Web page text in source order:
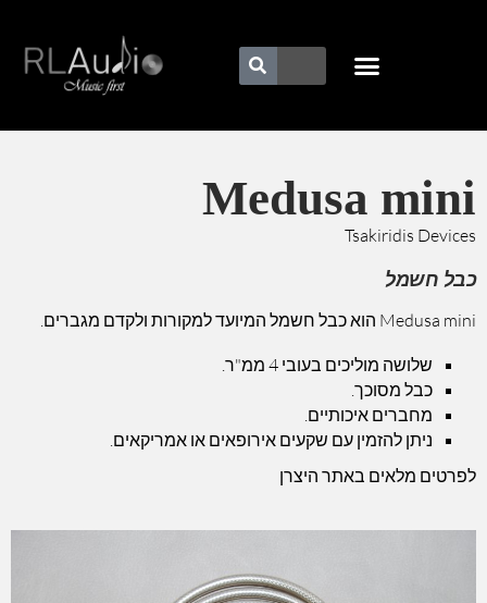
Medusa mini
Tsakiridis Devices
כבל חשמל
Medusa mini הוא כבל חשמל המיועד למקורות ולקדם מגברים.
שלושה מוליכים בעובי 4 ממ"ר.
כבל מסוכך.
מחברים איכותיים.
ניתן להזמין עם שקעים אירופאים או אמריקאים.
לפרטים מלאים באתר היצרן